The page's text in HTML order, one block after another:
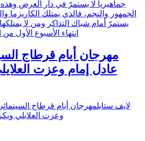
جماهيريا لا يستمرّ في دار العرض
الجمهور والنجم، فالذي يمتلك الكاريزما
يستمرّ أمام شباك التذاكر ومن لا
انتهاء الأسبوع الأول
مهرجان أيام قرطاج
عادل إمام وعزت